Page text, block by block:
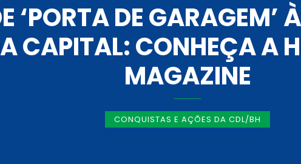
‘PORTA DE GARAGEM’
CAPITAL: CONHEÇA A
MAGAZINE
CONQUISTAS E AÇÕES DA CDL/BH